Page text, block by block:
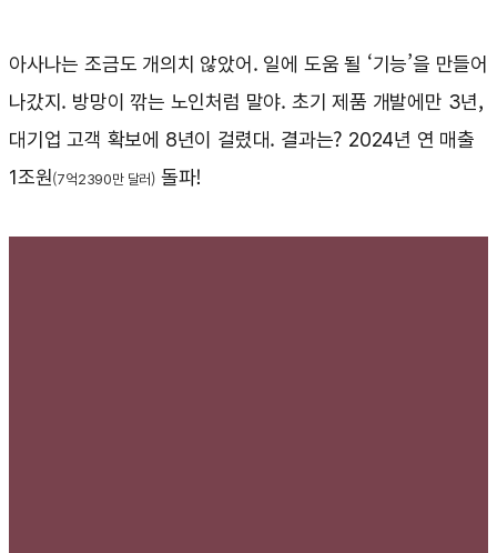
아사나는 조금도 개의치 않았어. 일에 도움 될 ‘기능’을 만들어
나갔지. 방망이 깎는 노인처럼 말야. 초기 제품 개발에만 3년,
대기업 고객 확보에 8년이 걸렸대. 결과는? 2024년 연 매출
1조원(7억2390만 달러) 돌파!